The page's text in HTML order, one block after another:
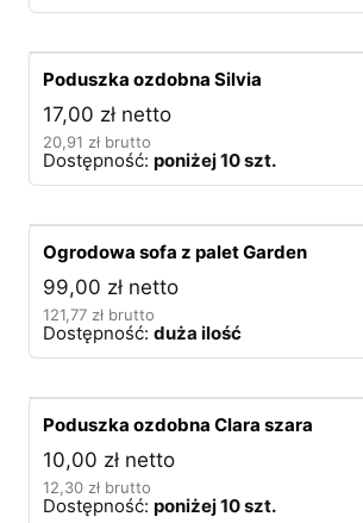
Poduszka ozdobna Silvia
17,00 zł netto
20,91 zł brutto
Dostępność: poniżej 10 szt.
Ogrodowa sofa z palet Garden
99,00 zł netto
121,77 zł brutto
Dostępność: duża ilość
Poduszka ozdobna Clara szara
10,00 zł netto
12,30 zł brutto
Dostępność: poniżej 10 szt.